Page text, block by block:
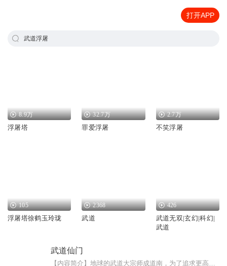
打开APP
武道浮屠
8.9万
浮屠塔
32.7万
罪爱浮屠
2.7万
不笑浮屠
105
浮屠塔徐鹤玉玲珑
2368
武道
426
武道无双|玄幻|科幻|
武道
武道仙门